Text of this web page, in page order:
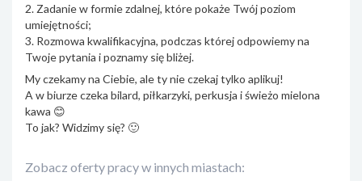
2. Zadanie w formie zdalnej, które pokaże Twój poziom
umiejętności;
3. Rozmowa kwalifikacyjna, podczas której odpowiemy na
Twoje pytania i poznamy się bliżej.
My czekamy na Ciebie, ale ty nie czekaj tylko aplikuj!
A w biurze czeka bilard, piłkarzyki, perkusja i świeżo mielona
kawa 😊
To jak? Widzimy się? 🙂
Zobacz oferty pracy w innych miastach: